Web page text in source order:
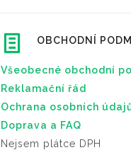
OBCHODNÍ
Všeobecné obchodní
Reklamační řád
Ochrana osobních
Doprava a FAQ
Nejsem plátce DPH